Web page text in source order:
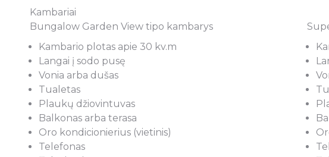
Kambariai
Bungalow Garden View tipo kambarys
Kambario plotas apie 30 kv.m
Langai į sodo pusę
Vonia arba dušas
Tualetas
Plaukų džiovintuvas
Balkonas arba terasa
Oro kondicionierius (vietinis)
Telefonas
puikiai. Esu važiavęs
su kita agentūra, tai net nėra ko
Rekomenduoju šią agentūrą.
Marius Junokas
darbuose….